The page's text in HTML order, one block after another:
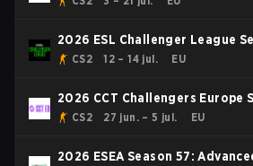
2026 ESL Challenger League
- Cup #1
CS2 12 – 14 jul. EU
2026 CCT Challengers Europe
CS2 27 jun. – 5 jul. EU
2026 ESEA Season 57: